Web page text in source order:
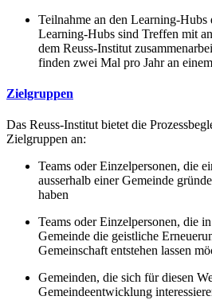
Teilnahme an den Learning-Hubs
Learning-Hubs sind Treffen mit
dem Reuss-Institut
finden zwei Mal pro Jahr an
Zielgruppen
Das Reuss-Institut bietet die
Zielgruppen an:
Teams oder Einzelpersonen, die
ausserhalb einer Gemeinde
haben
Teams oder Einzelpersonen, die
Gemeinde die geistliche
Gemeinschaft entstehen lassen
Gemeinden, die sich für diesen
Gemeindeentwicklung